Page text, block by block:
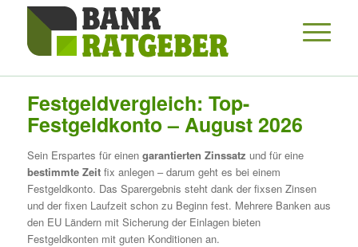
Festgeldvergleich: Top-
Festgeldkonto – August 2026
Sein Erspartes für einen garantierten Zinssatz und für eine
bestimmte Zeitfix anlegen – darum geht es bei einem
Festgeldkonto. Das Sparergebnis steht dank der fixsen Zinsen
und der fixen Laufzeit schon zu Beginn fest. Mehrere Banken aus
den EU Ländern mit Sicherung der Einlagen bieten
Festgeldkonten mit guten Konditionen an.